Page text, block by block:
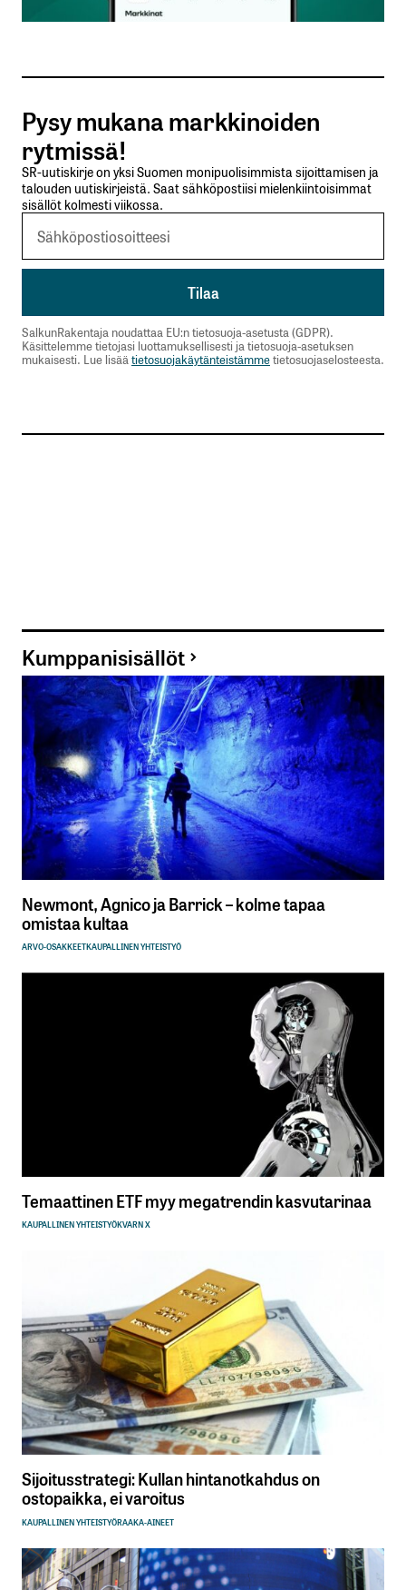
Sähköpostiosoitteesi
Tilaa SalkunRakentajan uutiskirje
Lähetä kommentti
Pysy mukana markkinoiden
rytmissä!
SR-uutiskirje on yksi Suomen monipuolisimmista sijoittamisen ja
talouden uutiskirjeistä. Saat sähköpostiisi mielenkiintoisimmat
sisällöt kolmesti viikossa.
SalkunRakentaja noudattaa EU:n tietosuoja-asetusta (GDPR).
Käsittelemme tietojasi luottamuksellisesti ja tietosuoja-asetuksen
mukaisesti. Lue lisäätietosuojakäytänteistämmetietosuojaselosteesta.
Kumppanisisällöt
Newmont, Agnico ja Barrick – kolme tapaa
omistaa kultaa
ARVO-OSAKKEETKAUPALLINEN YHTEISTYÖ
Temaattinen ETF myy megatrendin kasvutarinaa
KAUPALLINEN YHTEISTYÖKVARN X
Sijoitusstrategi: Kullan hintanotkahdus on
ostopaikka, ei varoitus
KAUPALLINEN YHTEISTYÖRAAKA-AINEET